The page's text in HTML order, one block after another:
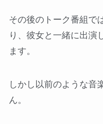
その後のトーク番組で
り、彼女と一緒に出演
ます。
しかし以前のような音
ん。